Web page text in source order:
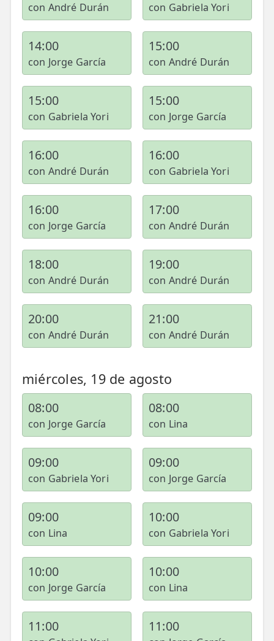
con André Durán con Gabriela Yori
14:00
con Jorge García
15:00
con André Durán
15:00
con Gabriela Yori
15:00
con Jorge García
16:00
con André Durán
16:00
con Gabriela Yori
16:00
con Jorge García
17:00
con André Durán
18:00
con André Durán
19:00
con André Durán
20:00
con André Durán
21:00
con André Durán
miércoles, 19 de agosto
08:00
con Jorge García
08:00
con Lina
09:00
con Gabriela Yori
09:00
con Jorge García
09:00
con Lina
10:00
con Gabriela Yori
10:00
con Jorge García
10:00
con Lina
11:00 11:00